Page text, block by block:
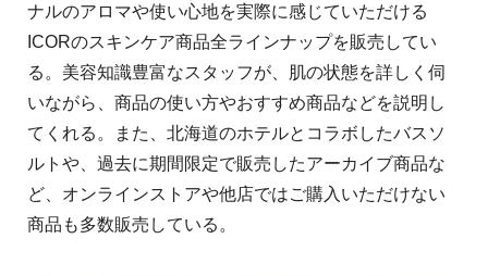
ナルのアロマや使い⼼地を実際に感じていただける
ICORのスキンケア商品全ラインナップを販売してい
る。美容知識豊富なスタッフが、肌の状態を詳しく伺
いながら、商品の使い⽅やおすすめ商品などを説明し
てくれる。また、北海道のホテルとコラボしたバスソ
ルトや、過去に期間限定で販売したアーカイブ商品な
ど、オンラインストアや他店ではご購⼊いただけない
商品も多数販売している。